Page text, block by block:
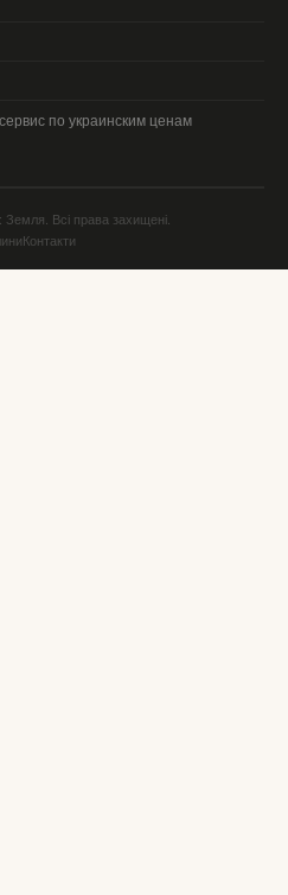
по украинским ценам
Земля. Всі права захищені.
Контакти